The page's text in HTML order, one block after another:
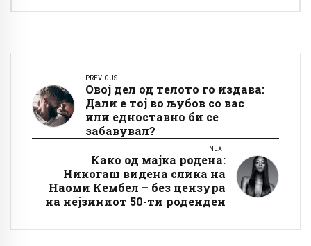
PREVIOUS
Овој дел од телото го издава:
Дали е тој во љубов со вас
или едноставно би се
забавувал?
NEXT
Како од мајка родена:
Никогаш видена слика на
Наоми Кембел – без цензура
на нејзиниот 50-ти роденден